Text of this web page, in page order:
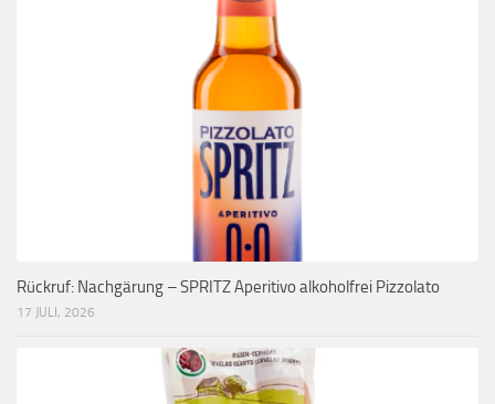
Rückruf: Nachgärung – SPRITZ Aperitivo alkoholfrei Pizzolato
17 JULI, 2026